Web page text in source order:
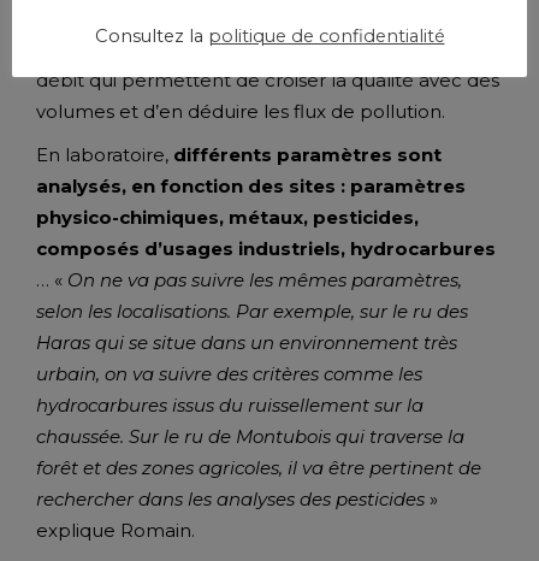
dissous, du PH, de la turbidité …) et des mesures de
débit qui permettent de croiser la qualité avec des
volumes et d’en déduire les flux de pollution.
En laboratoire, différents paramètres sont
analysés, en fonction des sites : paramètres
physico-chimiques, métaux, pesticides,
composés d’usages industriels, hydrocarbures
… « On ne va pas suivre les mêmes paramètres,
selon les localisations. Par exemple, sur le ru des
Haras qui se situe dans un environnement très
urbain, on va suivre des critères comme les
hydrocarbures issus du ruissellement sur la
chaussée. Sur le ru de Montubois qui traverse la
forêt et des zones agricoles, il va être pertinent de
rechercher dans les analyses des pesticides »
explique Romain.
Consultez la politique de confidentialité